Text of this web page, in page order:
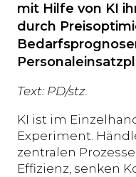
mit Hilfe von KI
durch
Text: PD/stz.
KI ist im
Experiment.
zentralen
Effizienz, senken